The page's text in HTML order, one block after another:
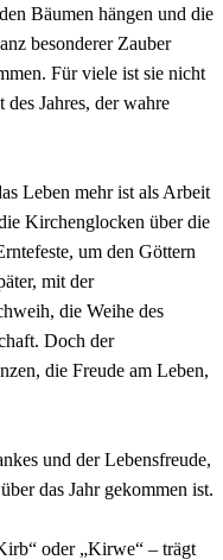
Bäumen hängen und die
besonderer Zauber
Für viele ist sie nicht
Jahres, der wahre
Leben mehr ist als Arbeit
Kirchenglocken über die
um den Göttern
mit der
die Weihe des
Doch der
die Freude am Leben,
und der Lebensfreude,
das Jahr gekommen ist.
oder „Kirwe“ – trägt